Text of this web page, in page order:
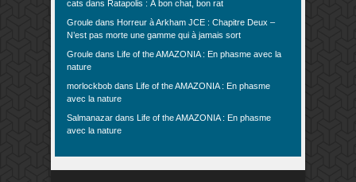
cats dans Ratapolis : À bon chat, bon rat
Groule dans Horreur à Arkham JCE : Chapitre Deux –
N’est pas morte une gamme qui à jamais sort
Groule dans Life of the AMAZONIA : En phasme avec la
nature
morlockbob dans Life of the AMAZONIA : En phasme
avec la nature
Salmanazar dans Life of the AMAZONIA : En phasme
avec la nature